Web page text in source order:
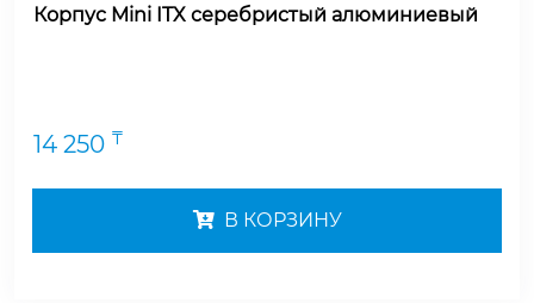
Корпус Mini ITX серебристый алюминиевый
14 250 ₸
В КОРЗИНУ